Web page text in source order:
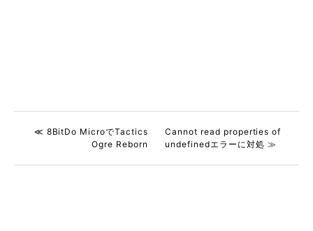
≪ 8BitDo MicroでTactics
Ogre Reborn
Cannot read properties of
undefinedエラーに対処 ≫